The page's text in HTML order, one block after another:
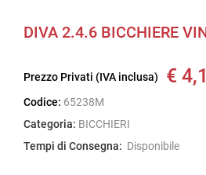
DIVA 2.4.6 BICCHIERE
Prezzo Privati (IVA inclusa) €
Codice: 65238M
Categoria: BICCHIERI
Tempi di Consegna: Disponibile